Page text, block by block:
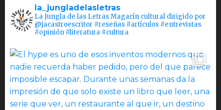
la_jungladelasletras
La Jungla de las Letras Magacín cultural dirigido por
@jacastroescritor #reseñas #artículos #entrevistas
#opinión #literatura #cultura